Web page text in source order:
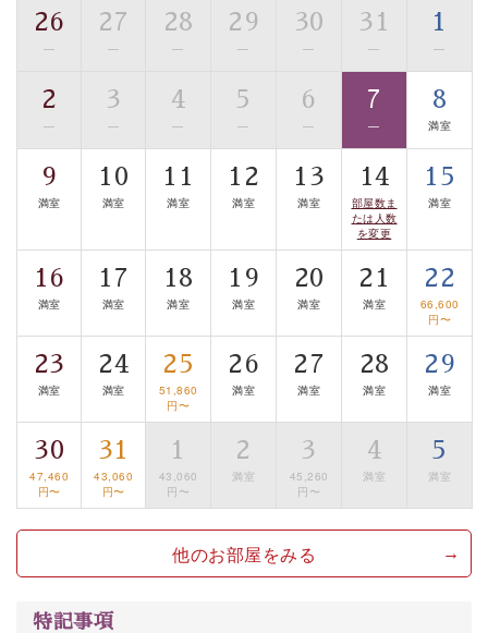
■諏訪大社4社を巡る無料参拝バス
豊富な知識を持ったドライバー兼ガイドが諏訪大社をご
は【3日前まで】にお電話ください。
※交通規制などにより運行できない日がございます
以上がプラン内容です。
上諏訪温泉“しんゆ”なら諏訪大社など歴史ある諏訪の街
るお部屋、 大人のたしなみを感じていただける、美しく
癒される宿で贅沢に幸せのときを安心してお過ごしくだ
さい。
26
—
27
—
28
—
29
—
30
—
31
—
1
—
2
—
3
—
4
—
5
—
6
—
7
—
8
満室
9
満室
10
満室
11
満室
12
満室
13
満室
14
部屋数ま
たは人数
を変更
15
満室
16
満室
17
満室
18
満室
19
満室
20
満室
21
満室
22
66,600
円〜
23
満室
24
満室
25
51,860
円〜
26
満室
27
満室
28
満室
29
満室
30
47,460
円〜
31
43,060
円〜
1
43,060
円〜
2
満室
3
45,260
円〜
4
満室
5
満室
他のお部屋をみる
特記事項